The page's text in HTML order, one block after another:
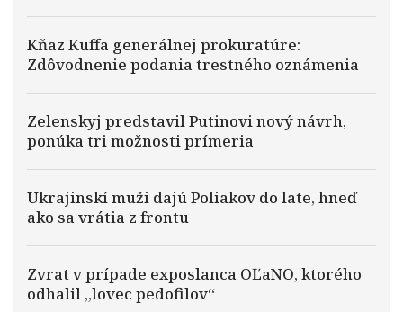
Kňaz Kuffa generálnej prokuratúre:
Zdôvodnenie podania trestného oznámenia
Zelenskyj predstavil Putinovi nový návrh,
ponúka tri možnosti prímeria
Ukrajinskí muži dajú Poliakov do late, hneď
ako sa vrátia z frontu
Zvrat v prípade exposlanca OĽaNO, ktorého
odhalil „lovec pedofilov“